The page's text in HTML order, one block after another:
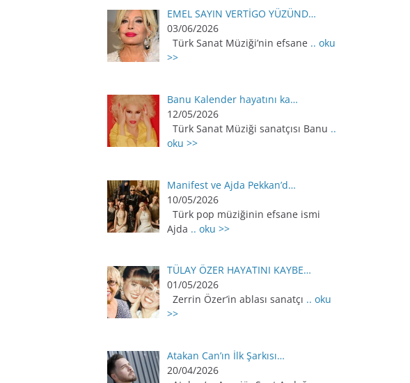
EMEL SAYIN VERTİGO YÜZÜND…
03/06/2026
Türk Sanat Müziği’nin efsane .. oku
>>
Banu Kalender hayatını ka…
12/05/2026
Türk Sanat Müziği sanatçısı Banu ..
oku >>
Manifest ve Ajda Pekkan’d…
10/05/2026
Türk pop müziğinin efsane ismi
Ajda .. oku >>
TÜLAY ÖZER HAYATINI KAYBE…
01/05/2026
Zerrin Özer’in ablası sanatçı .. oku
>>
Atakan Can’ın İlk Şarkısı…
20/04/2026